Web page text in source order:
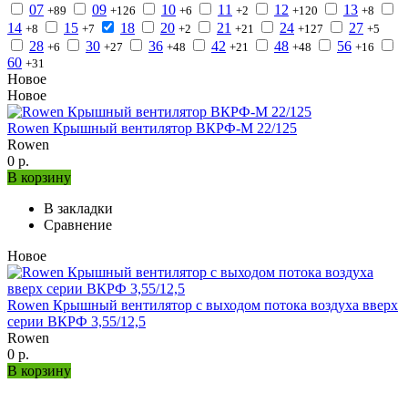
07 +89 09 +126 10 +6 11 +2 12 +120 13 +8
14 +8 15 +7 18 20 +2 21 +21 24 +127 27 +5
28 +6 30 +27 36 +48 42 +21 48 +48 56 +16
60 +31
Новое
Новое
Rowen Крышный вентилятор ВКРФ-М 22/125
Rowen
0 р.
В корзину
В закладки
Сравнение
Новое
Rowen Крышный вентилятор с выходом потока воздуха вверх
серии ВКРФ 3,55/12,5
Rowen
0 р.
В корзину